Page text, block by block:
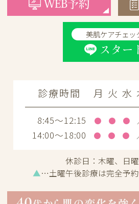
WEB予約
美肌ケアチェッ
スター
診療時間 月 火 水
8:45～12:15 ● ● ●
14:00～18:00 ● ● ●
休診日： 木曜、日
▲…土曜午後診療は完全予約